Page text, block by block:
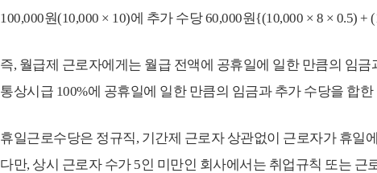
100,000원(10,000 × 10)에 추가 수당 60,000원{(10,000 × 8 × 0.5)
즉, 월급제 근로자에게는 월급 전액에 공휴일에 일한 만큼의 임
통상시급 100%에 공휴일에 일한 만큼의 임금과 추가 수당을 합
휴일근로수당은 정규직, 기간제 근로자 상관없이 근로자가 휴일
다만, 상시 근로자 수가 5인 미만인 회사에서는 취업규칙 또는